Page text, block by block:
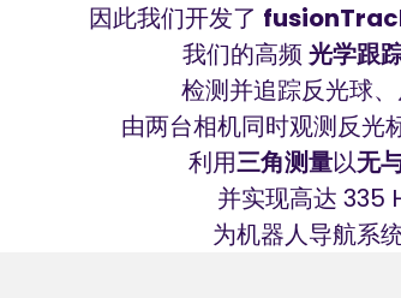
因此我们开发了
我们的高频 光学跟
检测并追踪反光球、
由两台相机同时观测反光
利用三角测量以无
并实现高达 335
为机器人导航系